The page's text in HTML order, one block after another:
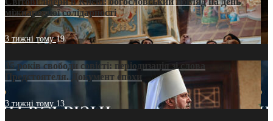
міжнародної солідарності
3 тижні тому19
35 років свободи совісті: періодизація зі слова
Предстоятеля. Документ епохи
3 тижні тому 13